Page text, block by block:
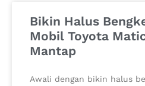
Bikin Halus
Mobil Toyota
Mantap
Awali dengan bikin halus